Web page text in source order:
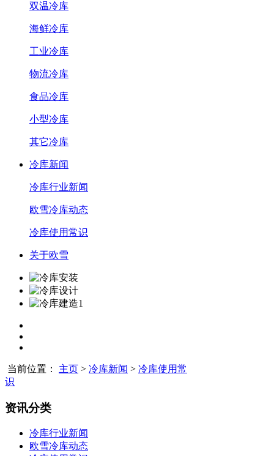
双温冷库
海鲜冷库
工业冷库
物流冷库
食品冷库
小型冷库
其它冷库
冷库新闻
冷库行业新闻
欧雪冷库动态
冷库使用常识
关于欧雪
当前位置： 主页 > 冷库新闻 > 冷库使用常
识
资讯分类
冷库行业新闻
欧雪冷库动态